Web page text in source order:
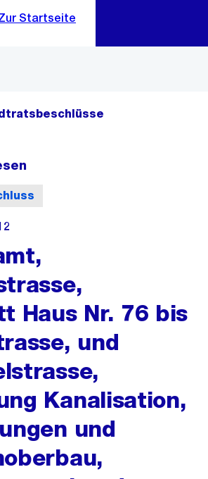
Breadcrumbs ein
Haus Nr. 76 bis
und
Kanalisation,
und